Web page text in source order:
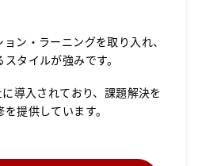
ン・ラーニングを取り入れ、
タイルが強みです。
導入されており、課題解決を
提供しています。